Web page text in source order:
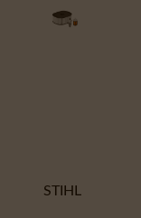
STIHL